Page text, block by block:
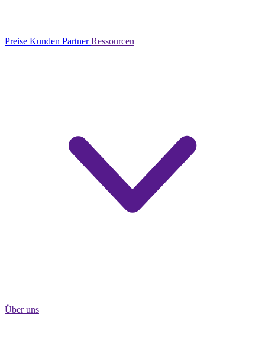
Preise Kunden Partner Ressourcen
Über uns